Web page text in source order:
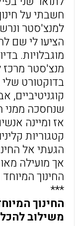
חשבתי על
למנצ'סטר
הציעו לי שם
מוגבלויות.
מנצ'סטר מרכז
בדוקטורט
קוגניטיביים,
שנחסכה ממני
אז ומיינה
קטגוריות
הגעתי אל
אך מועילה
החינוך
***
החינוך
משילוב